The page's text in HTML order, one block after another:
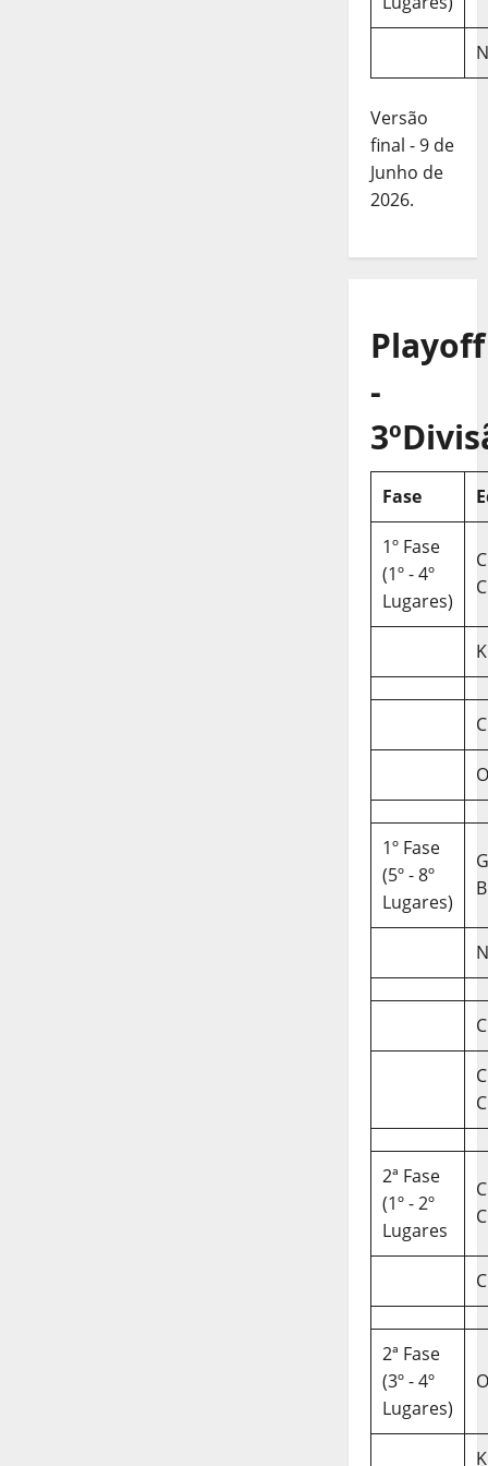
Versão
final - 9 de
Junho de
2026.
Playoff
-
Fase
1º Fase
(1º - 4º
Lugares)
C
1º Fase
(5º - 8º
Lugares)
B
C
2ª Fase
(1º - 2º
Lugares
C
2ª Fase
(3º - 4º
Lugares)